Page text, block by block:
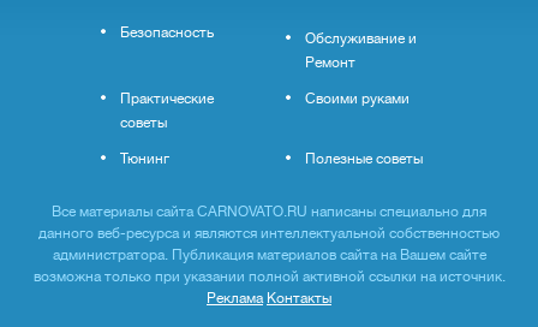
Безопасность
Обслуживание и
Ремонт
Практические
советы
Своими руками
Тюнинг Полезные советы
Все материалы сайта CARNOVATO.RU написаны специально для
данного веб-ресурса и являются интеллектуальной собственностью
администратора. Публикация материалов сайта на Вашем сайте
возможна только при указании полной активной ссылки на источник.
Реклама Контакты